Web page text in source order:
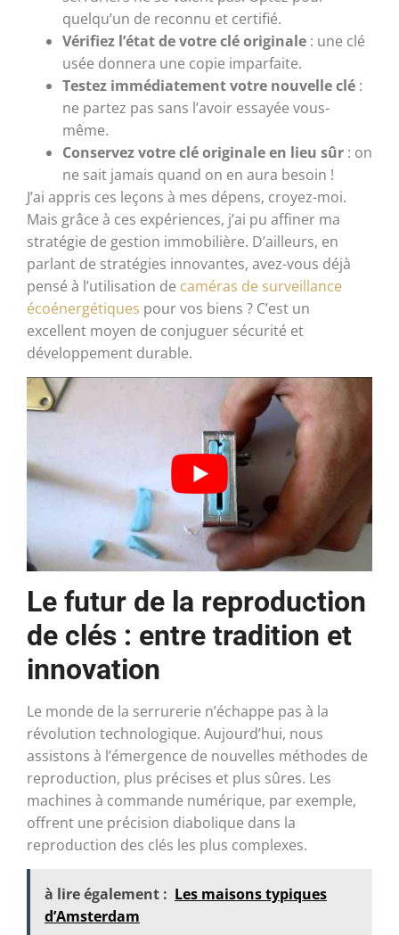
quelqu’un de reconnu et certifié.
Vérifiez l’état de votre clé originale : une clé
usée donnera une copie imparfaite.
Testez immédiatement votre nouvelle clé :
ne partez pas sans l’avoir essayée vous-
même.
Conservez votre clé originale en lieu sûr : on
ne sait jamais quand on en aura besoin !
J’ai appris ces leçons à mes dépens, croyez-moi.
Mais grâce à ces expériences, j’ai pu affiner ma
stratégie de gestion immobilière. D’ailleurs, en
parlant de stratégies innovantes, avez-vous déjà
pensé à l’utilisation de caméras de surveillance
écoénergétiques pour vos biens ? C’est un
excellent moyen de conjuguer sécurité et
développement durable.
Le futur de la reproduction
de clés : entre tradition et
innovation
Le monde de la serrurerie n’échappe pas à la
révolution technologique. Aujourd’hui, nous
assistons à l’émergence de nouvelles méthodes de
reproduction, plus précises et plus sûres. Les
machines à commande numérique, par exemple,
offrent une précision diabolique dans la
reproduction des clés les plus complexes.
à lire également : Les maisons typiques
d’Amsterdam